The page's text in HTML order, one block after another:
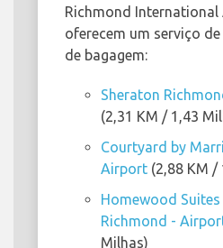
Richmond
oferecem um serviço
de bagagem:
Sheraton
(2,31 KM / 1,43
Courtyard by
Airport (2,88 KM /
Homewood
Richmond -
Milhas)